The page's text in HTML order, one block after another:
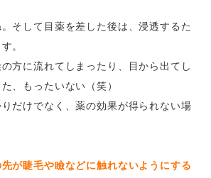
そして目薬を差した後は、浸透するた
。
方に流れてしまったり、目から出てし
、もったいない（笑）
だけでなく、薬の効果が得られない場
先が睫毛や瞼などに触れないようにする